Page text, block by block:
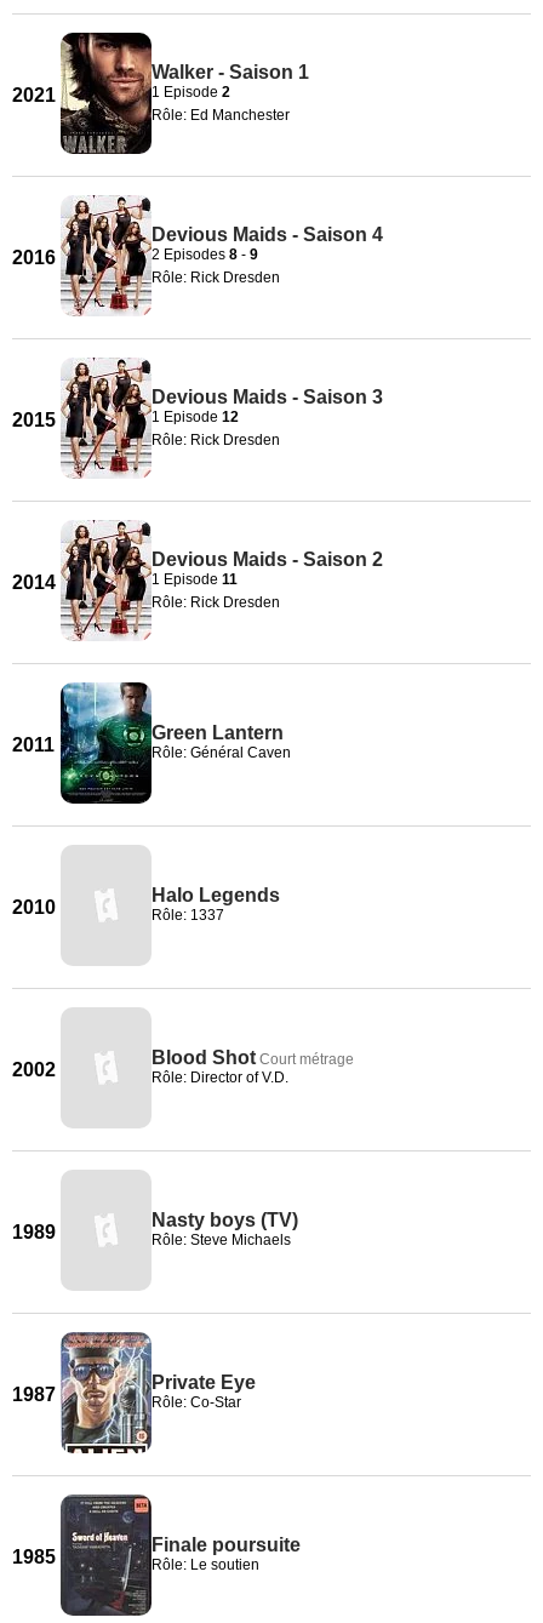
2021
Walker - Saison 1
1 Episode 2
Rôle: Ed Manchester
2016
Devious Maids - Saison 4
2 Episodes 8 - 9
Rôle: Rick Dresden
2015
Devious Maids - Saison 3
1 Episode 12
Rôle: Rick Dresden
2014
Devious Maids - Saison 2
1 Episode 11
Rôle: Rick Dresden
2011
Green Lantern
Rôle: Général Caven
2010
Halo Legends
Rôle: 1337
2002
Blood Shot Court métrage
Rôle: Director of V.D.
1989
Nasty boys (TV)
Rôle: Steve Michaels
1987
Private Eye
Rôle: Co-Star
1985
Finale poursuite
Rôle: Le soutien